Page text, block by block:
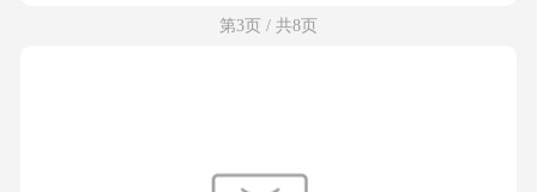
第3页 / 共8页